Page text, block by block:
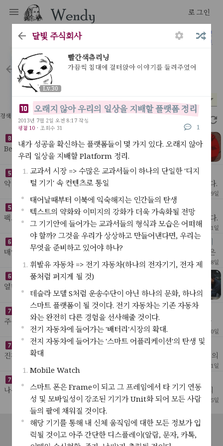
로그인
다문 다독 다상량 그리고 액션
Lv.30
letters
분야
* *
검색 결과 36개 2.37초
3D 프린터로 만들 것 목록
Behelit인공지능 목걸이. 가끔 눈을 깜빡이기만해도 매력적
인 목걸이가 될것이다웬디 로고 사무실 BI웬디 로고 머그컵
=> no needs나무 똥통(위아래로 잠글 수 있는)
[ My Idea ]
세상을 바꿀 인공지능 목록 정리
약 3,4년 전 모든 스타트업은 자신의 아이템 앞에 '인공지능'을 붙였다.
인공지능이 붙지 않으면 스타트업처럼 보이지가 않았다. 특히 배달, 교
육, 세탁, 쇼핑처럼 구시대적인 사업
2022년 3월 9일
약해진 러시아를 중국이 가만히 둘까
팩트 : 중국의 동계 올림픽이 끝나자 러시아는 우크라이나를 침공했다.
* 푸틴 시나리오- 푸틴은 4일안에 전쟁을 끝낼 수 있다고 생각했다. 사
이버 테러와 가짜 뉴스로 우크라이나 온라
[ 나의글 ] 51 3 2022년 3월 1일
기업에서 일정을 체크하고 개인의 하루하루 성과를 체크하는 이
유는 무엇일까?
매일 똑같이 하는것은 기록할 필요가 없다.나는 매일 1시간 반 똑같은
운동을 하기에 그것을 체크하거나 기록하지 않는다. 샤워나 김치찌게
를 기록하지 않는 것과 같다 - 음식을 좋아하
[ 웬디 ] 25 2022년 2월 28일
카센터 사업을 주시하자
얼마 전 도둑들을 다시 보았다.보면서 내가 기억하는 장면이
몇 없다는 걸 알고 살짝 놀랐다. 대부분 처음 보는 장면 같았
다;내용보다 눈에 들어온건 도둑들의 모임 장소였다.카센터.
[ My Idea ] 23 2022년 2월 21일
게임의 이름은 18세기 수학
주식으로 보자면 투자에 가장 좋은 시기가 오고 있다. 전쟁으로 인한
일시적 혼란은 언제나 투자의 적기였다. 테슬라는 최소 6번 정도는 더
거래를 해야한다. 현차가 떨어지는건 상식?
[ 웬디 ] 18 2022년 2월 20일
진정한 인공지능의 폭발은 눈에서 비롯될 것이다
진짜 ai, 인간같은 인공지능을 만드는 건 지금으로서 그 가능성조차 의
심을 받고 있지만, 그것의 실현 여부와 상관없이인공지능의 폭발적인
발전은 인공지능이 무엇인지 실제로 우리가 느
2022년 1월 11일
나무로 만들어진 허름한 방. 낡은 책상 위에 조그맣게 달려 있는 먼지
낀 창문. 몇 십 년간 그 누구의 방해도 받아 본 적 없는 오래된 공기들
이 노란 햇살 속에 낮잠을 자고 있다.
[ 나의 소설 ] 27 2021년 12월 5일
대머리와 비만
과학적으로 무엇이 진화인지 아닌지는 당대에 평가가 불가능함. 오직
후대만이 평가할 수 있음. 대머리가 후대에 진화로 인정받으려면 인류
의 대다수가 대머리가 되어야 함. 즉, 현재의
[ 나의글 ] 27 2021년 12월 5일
공지사항 서비스소개 고객센터 문의하기
이용약관
개인정보처리방침
달빛 주식회사
Lv.30
빨간색츄리닝
가끔씩 침대에 걸터앉아 이야기를 들려주었어
오래지 않아 우리의 일상을 지배할 플랫폼 정리
2013년 7월 2일 오전 8:17 작성
평점 10 · 조회수 31 1
내가 성공을 확신하는 플랫폼들이 몇 가지 있다. 오래지 않아
우리 일상을 지배할 Platform 정리.
교과서 시장 => 수많은 교과서들이 하나의 단일한 '디지
털 기기' 속 컨텐츠로 통일
태어날때부터 이북에 익숙해지는 인간들의 탄생
텍스트의 약화와 이미지의 강화가 더욱 가속화될 전망
그 기기안에 들어가는 교과서들의 형식과 모습은 어떠해
야 할까? 그것을 우리가 상상하고 만들어낸다면, 우리는
무엇을 준비하고 있어야 하나?
휘발유 자동차 => 전기 자동차(하나의 전자기기, 전자 제
품처럼 퍼지게 될 것)
테슬라 모델 S처럼 운송수단이 아닌 하나의 문화, 하나의
스마트 플랫폼이 될 것이다. 전기 자동차는 기존 자동차
와는 완전히 다른 경험을 선사해줄 것이다.
전기 자동차에 들어가는 '배터리'시장의 확대.
전지 자동차에 들어가는 '스마트 어플리케이션'의 탄생 및
확대
Mobile Watch
스마트 폰은 Frame이 되고 그 프레임에서 타 기기 연동
성 및 모바일성이 강조된 기기가 Unit화 되어 모든 사람
들의 팔에 채워질 것이다.
해당 기기를 통해 내 신체 움직임에 대한 모든 정보가 입
력될 것이고 아주 간단한 디스플레이(알람, 문자, 카톡,